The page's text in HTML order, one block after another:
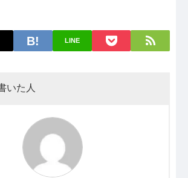
LINE
いた人